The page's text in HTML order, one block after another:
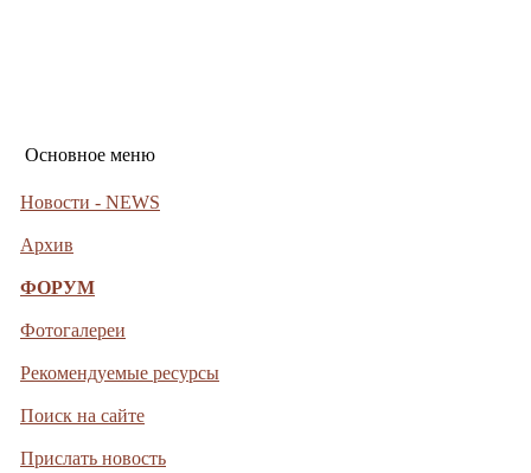
Основное меню
Новости - NEWS
Архив
ФОРУМ
Фотогалереи
Рекомендуемые ресурсы
Поиск на сайте
Прислать новость